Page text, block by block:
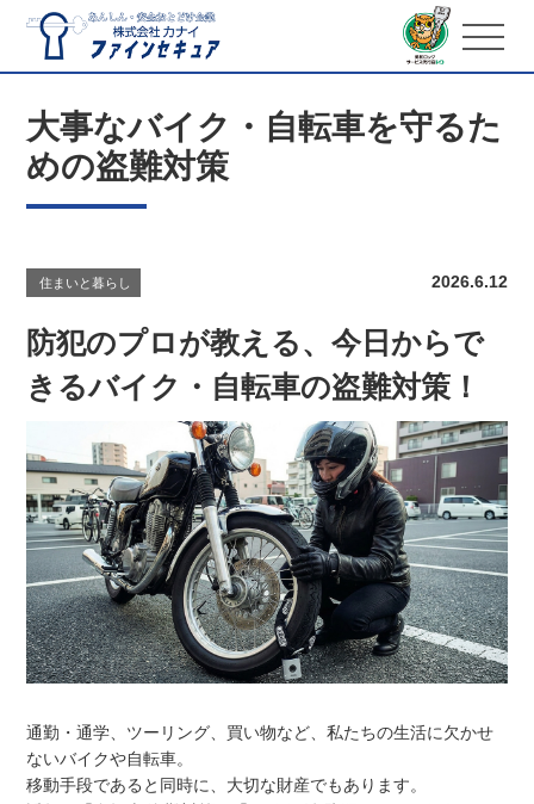
大事なバイク・自転車を守るた
めの盗難対策
住まいと暮らし 2026.6.12
防犯のプロが教える、今日からで
きるバイク・自転車の盗難対策！
通勤・通学、ツーリング、買い物など、私たちの生活に欠かせ
ないバイクや自転車。
移動手段であると同時に、大切な財産でもあります。